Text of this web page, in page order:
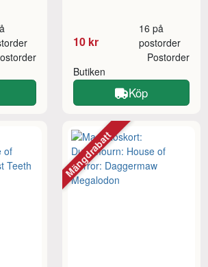
10 kr
16 på
postorder
Butiken
Postorder
Köp
Mängdrabatt